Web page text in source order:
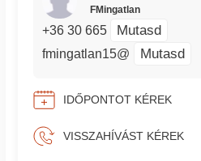
FMingatlan
+36 30 665 Mutasd
fmingatlan15@ Mutasd
IDŐPONTOT KÉREK
VISSZAHÍVÁST KÉREK